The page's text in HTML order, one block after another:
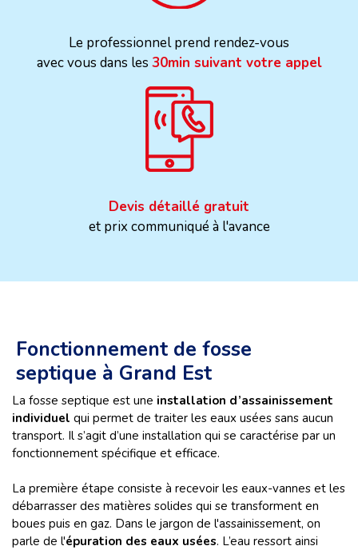
Le professionnel prend rendez-vous
avec vous dans les 30min suivant votre appel
Devis détaillé gratuit
et prix communiqué à l'avance
Fonctionnement de fosse
septique à Grand Est
La fosse septique est une installation d’assainissement
individuel qui permet de traiter les eaux usées sans aucun
transport. Il s’agit d’une installation qui se caractérise par un
fonctionnement spécifique et efficace.
La première étape consiste à recevoir les eaux-vannes et les
débarrasser des matières solides qui se transforment en
boues puis en gaz. Dans le jargon de l'assainissement, on
parle de l'épuration des eaux usées. L’eau ressort ainsi